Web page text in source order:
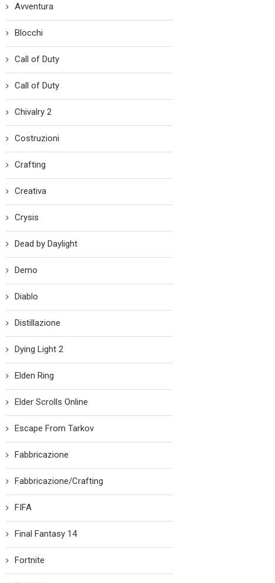
Avventura
Blocchi
Call of Duty
Call of Duty
Chivalry 2
Costruzioni
Crafting
Creativa
Crysis
Dead by Daylight
Demo
Diablo
Distillazione
Dying Light 2
Elden Ring
Elder Scrolls Online
Escape From Tarkov
Fabbricazione
Fabbricazione/Crafting
FIFA
Final Fantasy 14
Fortnite